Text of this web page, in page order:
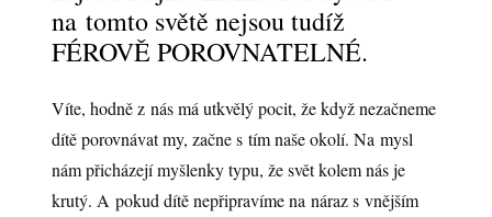
na tomto světě nejsou tudíž
FÉROVĚ POROVNATELNÉ.
Víte, hodně z nás má utkvělý pocit, že když nezačneme
dítě porovnávat my, začne s tím naše okolí. Na mysl
nám přicházejí myšlenky typu, že svět kolem nás je
krutý. A pokud dítě nepřipravíme na náraz s vnějším